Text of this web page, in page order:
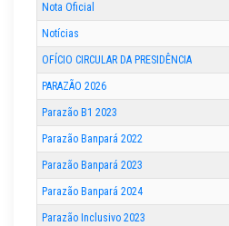
Nota Oficial
Notícias
OFÍCIO CIRCULAR DA PRESIDÊNCIA
PARAZÃO 2026
Parazão B1 2023
Parazão Banpará 2022
Parazão Banpará 2023
Parazão Banpará 2024
Parazão Inclusivo 2023